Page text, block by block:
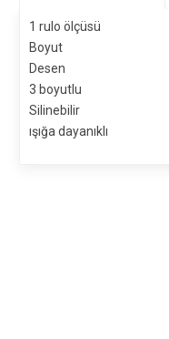
1 rulo ölçüsü
Boyut
Desen
3 boyutlu
Silinebilir
ışığa dayanıklı